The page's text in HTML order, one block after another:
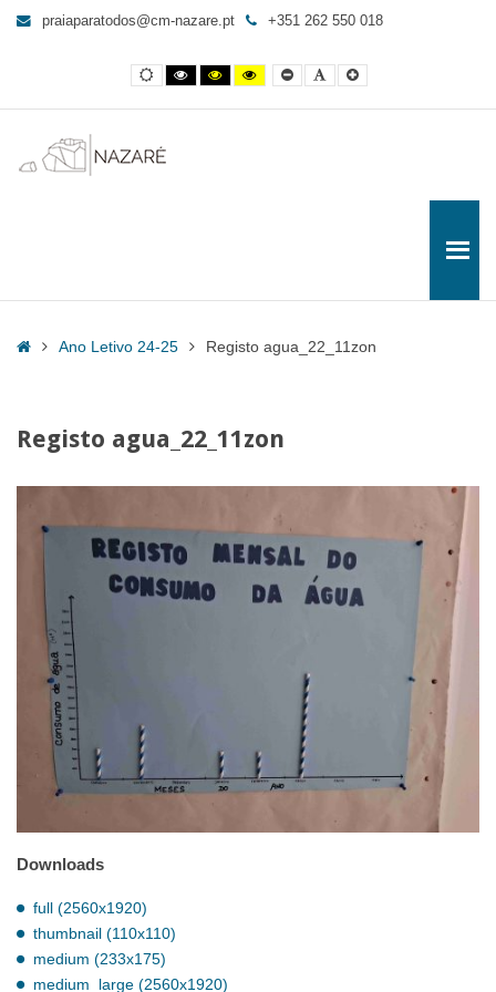
para
praiaparatodos@cm-nazare.pt +351 262 550 018
Contraste
normal
Contraste
preto
branco
Contraste
preto
amarelo
Yellow
and
contrast
Smaller
Font
Letra
por
Letra
maior
HomeAno Letivo 24-25 Registo agua_22_11zon
Registo agua_22_11zon
Downloads
full (2560x1920)
thumbnail (110x110)
medium (233x175)
medium_large (2560x1920)